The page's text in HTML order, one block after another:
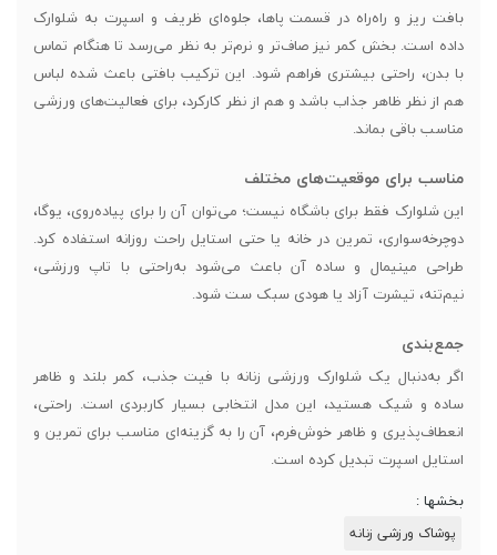
بافت ریز و راه‌راه در قسمت پاها، جلوه‌ای ظریف و اسپرت به شلوارک
داده است. بخش کمر نیز صاف‌تر و نرم‌تر به نظر می‌رسد تا هنگام تماس
با بدن، راحتی بیشتری فراهم شود. این ترکیب بافتی باعث شده لباس
هم از نظر ظاهر جذاب باشد و هم از نظر کارکرد، برای فعالیت‌های ورزشی
مناسب باقی بماند.
مناسب برای موقعیت‌های مختلف
این شلوارک فقط برای باشگاه نیست؛ می‌توان آن را برای پیاده‌روی، یوگا،
دوچرخه‌سواری، تمرین در خانه یا حتی استایل راحت روزانه استفاده کرد.
طراحی مینیمال و ساده آن باعث می‌شود به‌راحتی با تاپ ورزشی،
نیم‌تنه، تیشرت آزاد یا هودی سبک ست شود.
جمع‌بندی
اگر به‌دنبال یک شلوارک ورزشی زنانه با فیت جذب، کمر بلند و ظاهر
ساده و شیک هستید، این مدل انتخابی بسیار کاربردی است. راحتی،
انعطاف‌پذیری و ظاهر خوش‌فرم، آن را به گزینه‌ای مناسب برای تمرین و
استایل اسپرت تبدیل کرده است.
بخشها :
پوشاک ورزشی زنانه